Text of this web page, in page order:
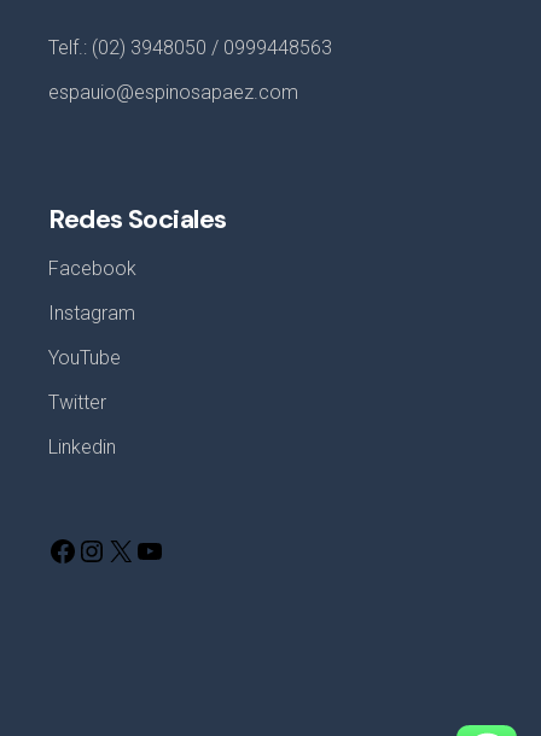
Telf.: (02) 3948050 / 0999448563
espauio@espinosapaez.com
Redes Sociales
Facebook
Instagram
YouTube
Twitter
Linkedin